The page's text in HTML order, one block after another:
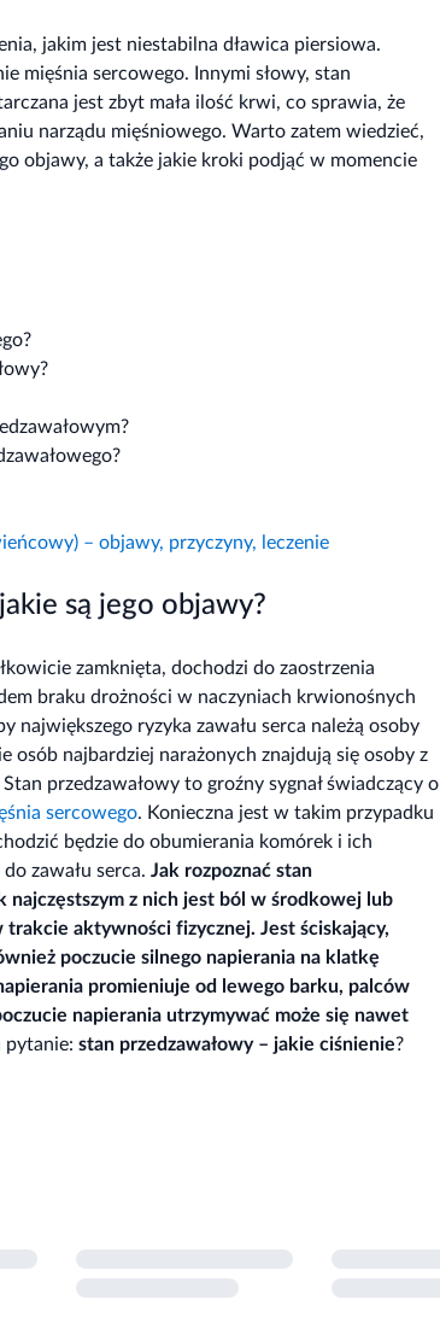
jakim jest niestabilna dławica piersiowa.
mięśnia sercowego. Innymi słowy, stan
jest zbyt mała ilość krwi, co sprawia, że
narządu mięśniowego. Warto zatem wiedzieć,
objawy, a także jakie kroki podjąć w momencie
– objawy, przyczyny, leczenie
są jego objawy?
zamknięta, dochodzi do zaostrzenia
braku drożności w naczyniach krwionośnych
największego ryzyka zawału serca należą osoby
osób najbardziej narażonych znajdują się osoby z
przedzawałowy to groźny sygnał świadczący o
sercowego. Konieczna jest w takim przypadku
będzie do obumierania komórek i ich
zawału serca. Jak rozpoznać stan
najczęstszym z nich jest ból w środkowej lub
aktywności fizycznej. Jest ściskający,
poczucie silnego napierania na klatkę
promieniuje od lewego barku, palców
napierania utrzymywać może się nawet
pytanie: stan przedzawałowy – jakie ciśnienie?